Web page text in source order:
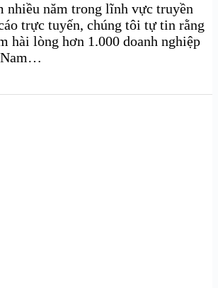
nhiều năm trong lĩnh vực truyền
trực tuyến, chúng tôi tự tin rằng
hài lòng hơn 1.000 doanh nghiệp